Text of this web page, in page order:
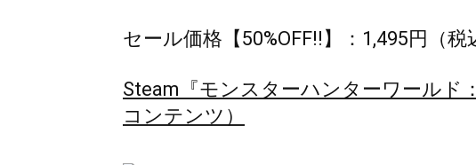
セール価格【50%OFF!!】：1,495円（税
Steam『モンスターハンターワールド
コンテンツ）